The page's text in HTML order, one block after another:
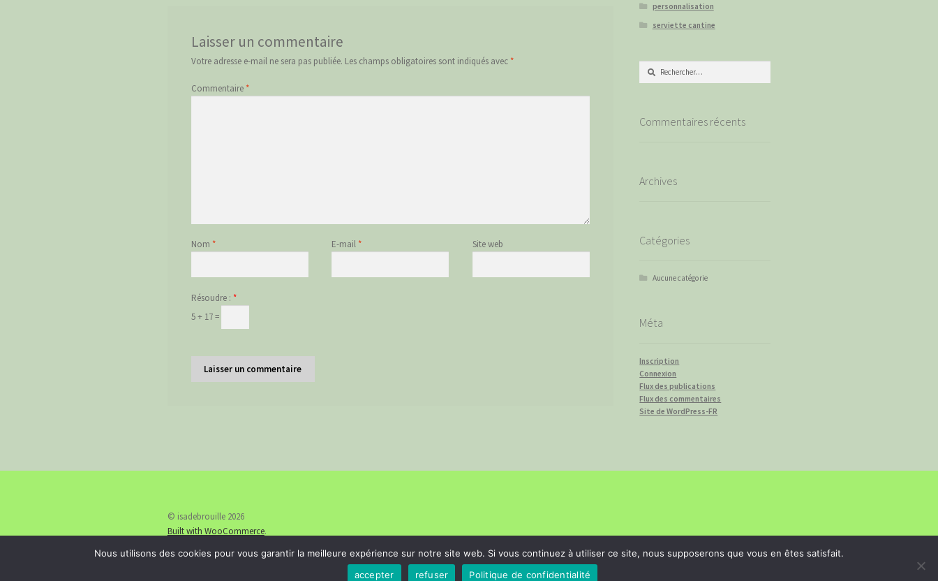
Laisser un commentaire
Votre adresse e-mail ne sera pas publiée. Les champs obligatoires sont indiqués avec *
Commentaire *
Nom * E-mail * Site web
Résoudre : *
5 + 17 =
personnalisation
serviette cantine
Commentaires récents
Archives
Catégories
Aucune catégorie
Méta
Inscription
Connexion
Flux des publications
Flux des commentaires
Site de WordPress-FR
© isadebrouille 2026
Built with WooCommerce.
Nous utilisons des cookies pour vous garantir la meilleure expérience sur notre site web. Si vous continuez à utiliser ce site, nous supposerons que vous en êtes satisfait.
accepter
refuser Politique de confidentialité